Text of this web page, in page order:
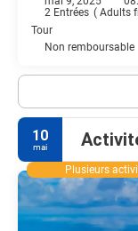
2 Entrées ( Adults
Tour
Non remboursable
10
mai
Plusieurs